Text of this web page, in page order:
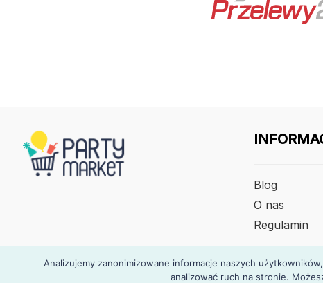
Blog
O nas
Regulamin
Analizujemy zanonimizowane informacje naszych
analizować ruch na stronie.